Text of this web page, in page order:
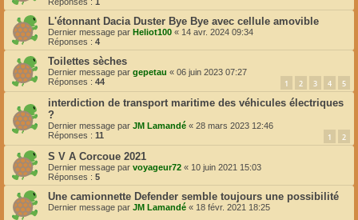
Réponses : 1
L'étonnant Dacia Duster Bye Bye avec cellule amovible
Dernier message par Heliot100 « 14 avr. 2024 09:34
Réponses : 4
Toilettes sèches
Dernier message par gepetau « 06 juin 2023 07:27
Réponses : 44 1 2 3 4 5
interdiction de transport maritime des véhicules électriques
?
Dernier message par JM Lamandé « 28 mars 2023 12:46
Réponses : 11 1 2
S V A Corcoue 2021
Dernier message par voyageur72 « 10 juin 2021 15:03
Réponses : 5
Une camionnette Defender semble toujours une possibilité
Dernier message par JM Lamandé « 18 févr. 2021 18:25